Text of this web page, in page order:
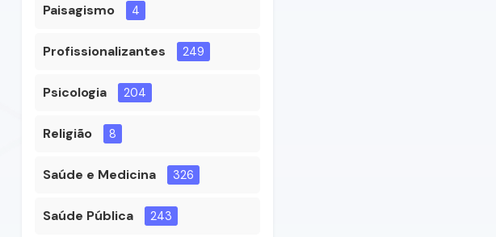
Paisagismo 4
Profissionalizantes 249
Psicologia 204
Religião 8
Saúde e Medicina 326
Saúde Pública 243